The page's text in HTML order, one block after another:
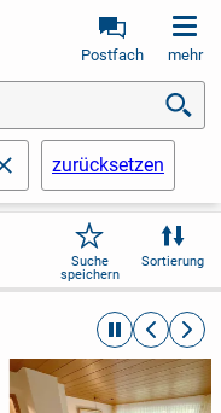
Postfach mehr
schließenzurücksetzen
Suche
speichern
Sortierung
automatische